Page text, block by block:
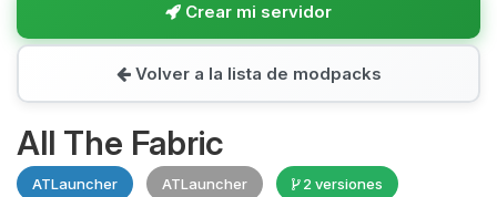
Crear mi servidor
Volver a la lista de modpacks
All The Fabric
ATLauncher ATLauncher 2 versiones